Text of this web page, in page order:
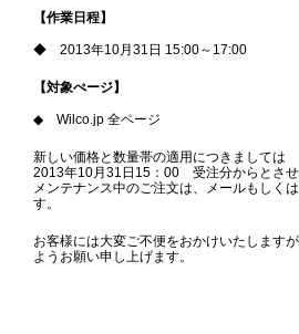
【作業日程】
◆ 2013年10月31日 15:00～17:00
【対象ぺージ】
◆ Wilco.jp 全ページ
新しい価格と数量帯の適用につきましては
2013年10月31日15：00 受注分からとさせ
メンテナンス中のご注文は、メールもしく
す。
お客様には大変ご不便をおかけいたします
ようお願い申し上げます。